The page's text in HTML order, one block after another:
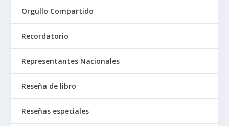
Orgullo Compartido
Recordatorio
Representantes Nacionales
Reseña de libro
Reseñas especiales